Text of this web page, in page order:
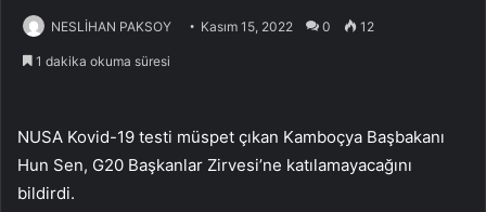
NESLİHAN PAKSOY Kasım 15, 2022 0 12
1 dakika okuma süresi
NUSA Kovid-19 testi müspet çıkan Kamboçya Başbakanı
Hun Sen, G20 Başkanlar Zirvesi’ne katılamayacağını
bildirdi.